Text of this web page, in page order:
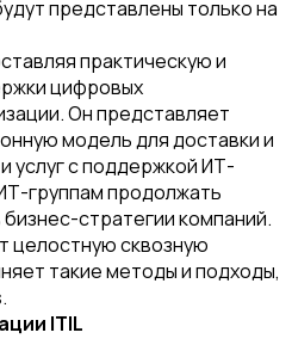
представлены только на
практическую и
цифровых
Он представляет
модель для доставки и
услуг с поддержкой ИТ-
группам продолжать
стратегии компаний.
целостную сквозную
такие методы и подходы,
ITIL